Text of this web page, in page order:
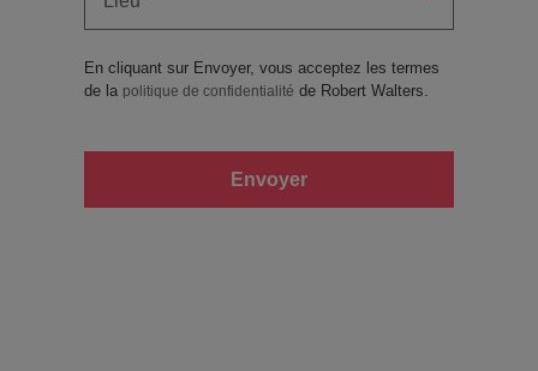
En cliquant sur Envoyer, vous acceptez les termes
de la politique de confidentialité de Robert Walters.
Envoyer